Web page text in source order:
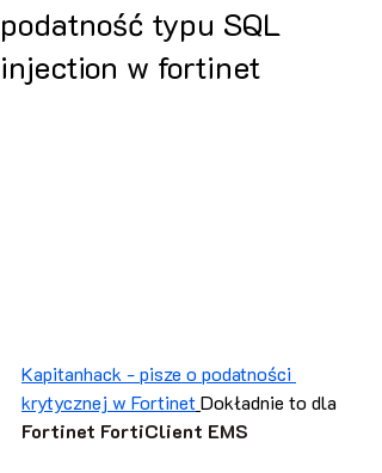
podatność typu SQL
injection w fortinet
Kapitanhack - pisze o podatności
krytycznej w FortinetDokładnie to dla
Fortinet FortiClient EMS